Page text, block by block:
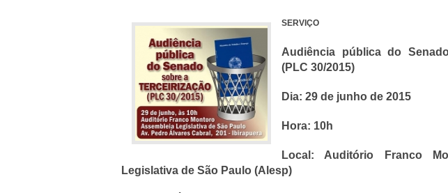
SERVIÇO
Audiência pública do
(PLC 30/2015)
Dia: 29 de junho de 2015
Hora: 10h
Local: Auditório Franco
Legislativa de São Paulo (Alesp)